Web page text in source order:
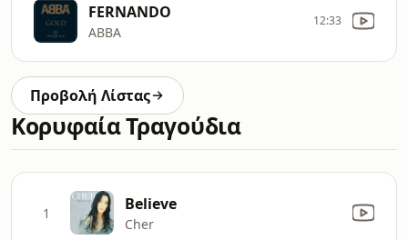
FERNANDO
ABBA
12:33
Προβολή Λίστας
Κορυφαία Τραγούδια
1 Believe
Cher